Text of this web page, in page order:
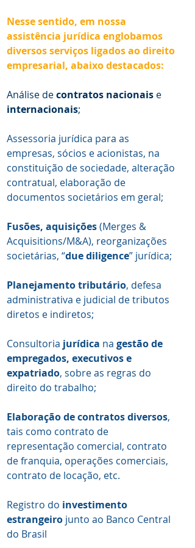
Nesse sentido, em nossa
assistência jurídica englobamos
diversos serviços ligados ao direito
empresarial, abaixo destacados:
Análise decontratos nacionais e
internacionais;
Assessoria jurídica para as
empresas, sócios e acionistas, na
constituição de sociedade, alteração
contratual, elaboração de
documentos societários em geral;
Fusões, aquisições(Merges &
Acquisitions/M&A), reorganizações
societárias, “due diligence” jurídica;
Planejamento tributário, defesa
administrativa e judicial de tributos
diretos e indiretos;
Consultoria jurídica na gestão de
empregados, executivos e
expatriado, sobre as regras do
direito do trabalho;
Elaboração de contratos diversos,
tais como contrato de
representação comercial, contrato
de franquia, operações comerciais,
contrato de locação, etc.
Registro do investimento
estrangeiro junto ao Banco Central
do Brasil